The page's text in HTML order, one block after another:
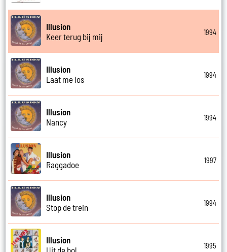
Illusion
Keer terug bij mij
1994
Illusion
Laat me los
1994
Illusion
Nancy
1994
Illusion
Raggadoe
1997
Illusion
Stop de trein
1994
Illusion
Uit de bol
1995